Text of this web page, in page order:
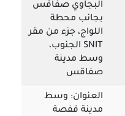
البجاوي صفاقس
بجانب محطة
اللواج، جزء من مقر
SNIT الجنوب،
وسط مدينة
صفاقس
العنوان: وسط
مدينة قفصة